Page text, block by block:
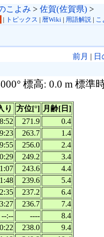
こよみ > 佐賀(佐賀県) >
| トピックス | 暦Wiki| 用語解説| こ
前月 |
標高: 0.0 m 標準
り 方位[°] 月齢[日]
271.9
0.4
263.7
1.4
256.0
2.4
249.2
3.4
243.6
4.4
239.6
5.4
237.2
6.4
236.7
7.4
--:-- ----
8.4
0:22 238.0
9.4